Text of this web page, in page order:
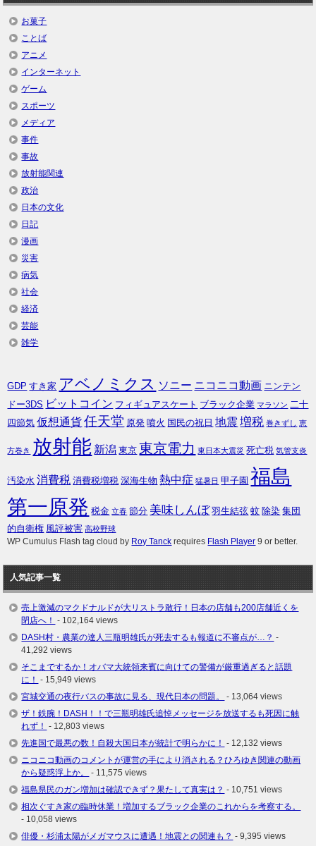
お菓子
ことば
アニメ
インターネット
ゲーム
スポーツ
メディア
事件
事故
放射能関連
政治
日本の文化
日記
漫画
災害
病気
社会
経済
芸能
雑学
GDP すき家 アベノミクス ソニー ニコニコ動画 ニンテン
ドー3DS ビットコイン フィギュアスケート ブラック企業 マラソン 二十
四節気 仮想通貨 任天堂 原発 噴火 国民の祝日 地震 増税 巻きずし 恵
方巻き 放射能 新潟 東京 東京電力 東日本大震災 死亡税 気管支炎
汚染水 消費税 消費税増税 深海生物 熱中症 猛暑日 甲子園 福島
第一原発 税金 立春 節分 美味しんぼ 羽生結弦 蚊 除染 集団
的自衛権 風評被害 高校野球
WP Cumulus Flash tag cloud by Roy Tanck requires Flash Player 9 or better.
人気記事一覧
売上激減のマクドナルドが大リストラ敢行！日本の店舗も200店舗近くを
閉店へ！ - 102,164 views
DASH村・農業の達人三瓶明雄氏が死去するも報道に不審点が…？ -
41,292 views
そこまでするか！オバマ大統領来賓に向けての警備が厳重過ぎると話題
に！ - 15,949 views
宮城交通の夜行バスの事故に見る、現代日本の問題。
- 13,064 views
ザ！鉄腕！DASH！！で三瓶明雄氏追悼メッセージを放送するも死因に触
れず！ - 12,803 views
先進国で最悪の数！自殺大国日本が統計で明らかに！ - 12,132 views
ニコニコ動画のコメントが運営の手により消される？ひろゆき関連の動画
から疑惑浮上か。
- 11,575 views
福島県民のガン増加は確認できず？果たして真実は？ - 10,751 views
相次ぐすき家の臨時休業！増加するブラック企業のこれからを考察する。
- 10,058 views
俳優・杉浦太陽がメガマウスに遭遇！地震との関連も？ - 9,395 views